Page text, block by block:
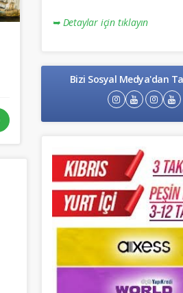
➥ Detaylar için tıklayın
Bizi Sosyal Medya'dan